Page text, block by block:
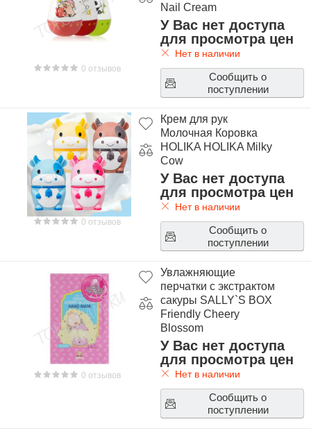
0 отзывов
Nail Cream
У Вас нет доступа
для просмотра цен
Нет в наличии
Сообщить о
поступлении
0 отзывов
Крем для рук
Молочная Коровка
HOLIKA HOLIKA Milky
Cow
У Вас нет доступа
для просмотра цен
Нет в наличии
Сообщить о
поступлении
0 отзывов
Увлажняющие
перчатки с экстрактом
сакуры SALLY`S BOX
Friendly Cheery
Blossom
У Вас нет доступа
для просмотра цен
Нет в наличии
Сообщить о
поступлении